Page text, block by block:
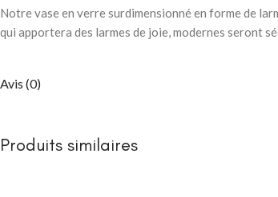
Notre vase en verre surdimensionné en forme de
qui apportera des larmes de joie, modernes seront
Avis (0)
Produits similaires